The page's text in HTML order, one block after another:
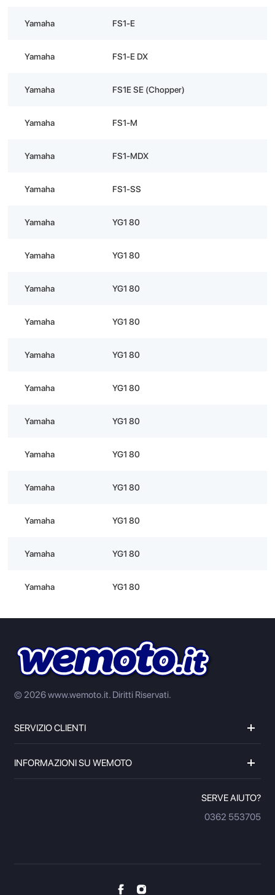
Yamaha FS1-E
Yamaha FS1-E DX
Yamaha FS1E SE (Chopper)
Yamaha FS1-M
Yamaha FS1-MDX
Yamaha FS1-SS
Yamaha YG1 80
Yamaha YG1 80
Yamaha YG1 80
Yamaha YG1 80
Yamaha YG1 80
Yamaha YG1 80
Yamaha YG1 80
Yamaha YG1 80
Yamaha YG1 80
Yamaha YG1 80
Yamaha YG1 80
Yamaha YG1 80
© 2026 www.wemoto.it. Diritti Riservati.
SERVIZIO CLIENTI
INFORMAZIONI SU WEMOTO
SERVE AIUTO?
0362 553705